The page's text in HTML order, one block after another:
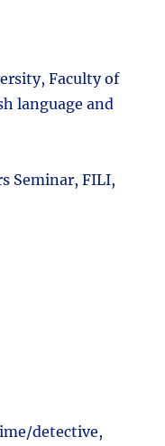
Faculty of
language and
Seminar, FILI,
detective,